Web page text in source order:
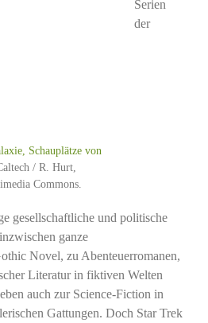
Schauplätze von
/ R. Hurt,
Commons.
Serien
der
gesellschaftliche und politische
ganze
Novel, zu Abenteuerromanen,
Literatur in fiktiven Welten
auch zur Science-Fiction in
Gattungen. Doch Star Trek